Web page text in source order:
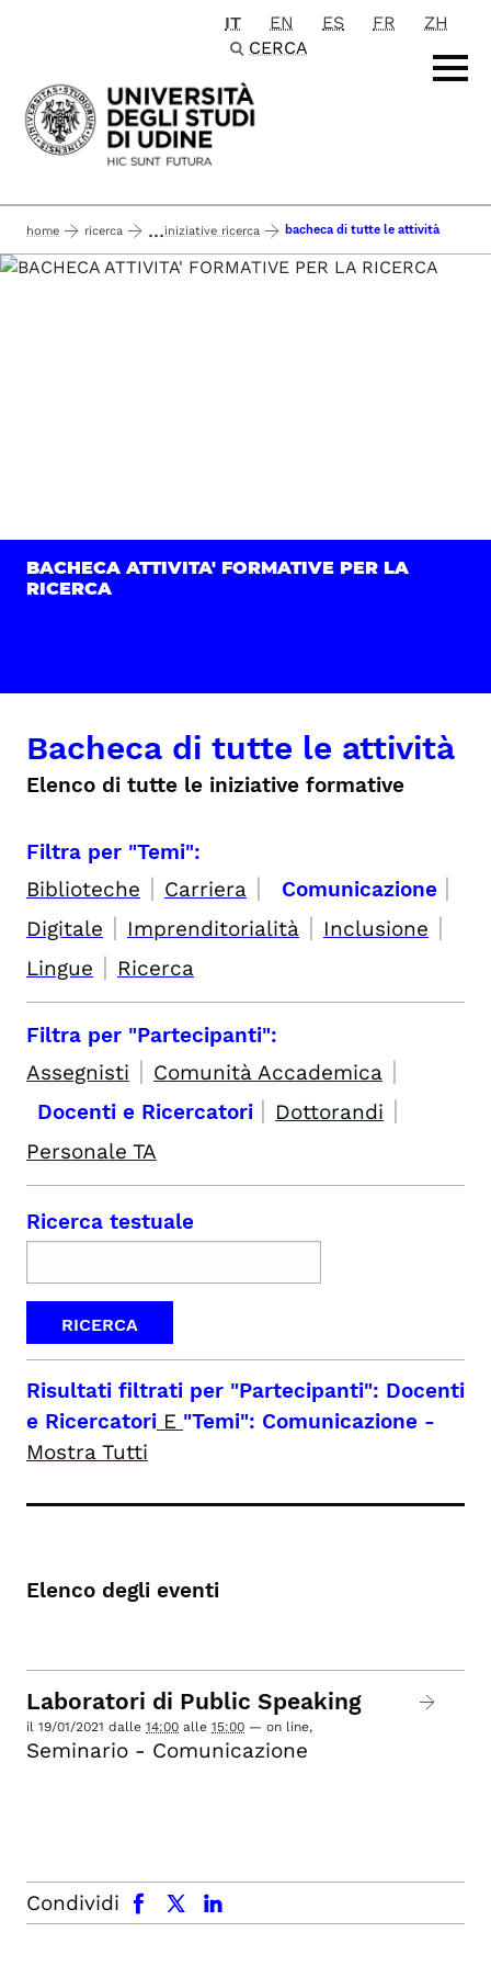
Passa al contenuto principale
IT EN ES FR
ZH
CERCA
home ricerca ...iniziative ricerca bacheca di tutte le attività
BACHECA ATTIVITA' FORMATIVE PER LA
RICERCA
Bacheca di tutte le attività
Elenco di tutte le iniziative formative
Filtra per "Temi":
Biblioteche | Carriera | Comunicazione |
Digitale | Imprenditorialità | Inclusione |
Lingue | Ricerca
Filtra per "Partecipanti":
Assegnisti | Comunità Accademica |
Docenti e Ricercatori | Dottorandi |
Personale TA
Ricerca testuale
Risultati filtrati per "Partecipanti": Docenti
e Ricercatori E "Temi": Comunicazione -
Mostra Tutti
Elenco degli eventi
Laboratori di Public Speaking
il 19/01/2021 dalle 14:00 alle 15:00 — on line,
Seminario - Comunicazione
Condividi
facebook x.com linkedin